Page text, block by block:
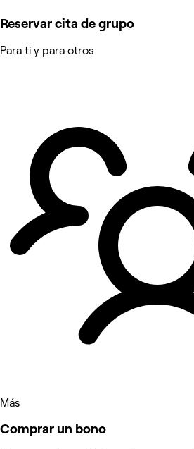
Reservar cita de grupo
Para ti y para otros
Más
Comprar un bono